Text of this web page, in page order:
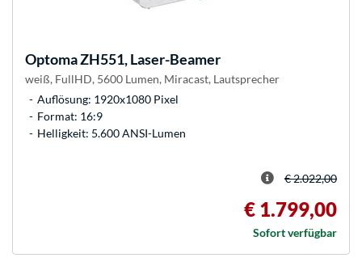
OptomaZH551, Laser-Beamer
weiß, FullHD, 5600 Lumen, Miracast, Lautsprecher
Auflösung: 1920x1080 Pixel
Format: 16:9
Helligkeit: 5.600 ANSI-Lumen
€ 2.022,00
€ 1.799,00
Sofort verfügbar